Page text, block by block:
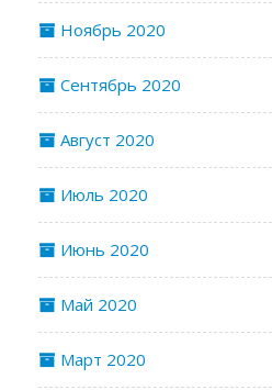
Ноябрь 2020
Сентябрь 2020
Август 2020
Июль 2020
Июнь 2020
Май 2020
Март 2020